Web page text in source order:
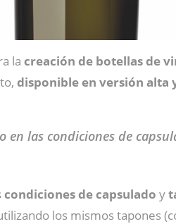
la creación de botellas de
disponible en versión alta
en las condiciones de
condiciones de capsulado y
los mismos tapones